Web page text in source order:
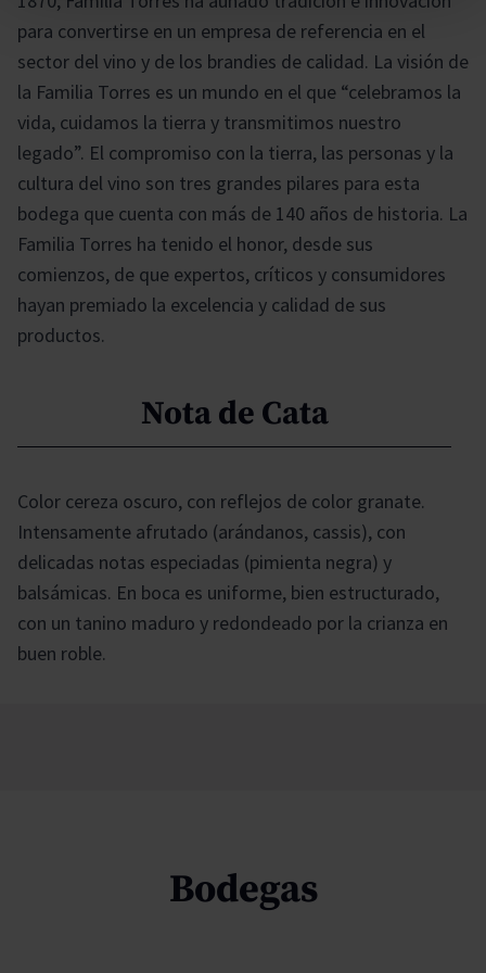
para convertirse en un empresa de referencia en el
sector del vino y de los brandies de calidad. La visión de
la Familia Torres es un mundo en el que “celebramos la
vida, cuidamos la tierra y transmitimos nuestro
legado”. El compromiso con la tierra, las personas y la
cultura del vino son tres grandes pilares para esta
bodega que cuenta con más de 140 años de historia. La
Familia Torres ha tenido el honor, desde sus
comienzos, de que expertos, críticos y consumidores
hayan premiado la excelencia y calidad de sus
productos.
Nota de Cata
Color cereza oscuro, con reflejos de color granate.
Intensamente afrutado (arándanos, cassis), con
delicadas notas especiadas (pimienta negra) y
balsámicas. En boca es uniforme, bien estructurado,
con un tanino maduro y redondeado por la crianza en
buen roble.
Bodegas